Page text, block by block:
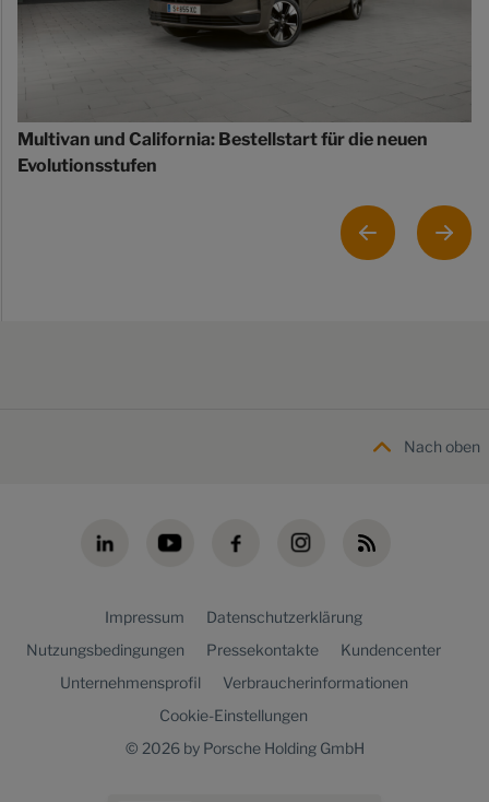
Multivan und California: Bestellstart für die neuen
Evolutionsstufen
Nach oben
Impressum
Datenschutzerklärung
Nutzungsbedingungen
Pressekontakte
Kundencenter
Unternehmensprofil
Verbraucherinformationen
Cookie-Einstellungen
© 2026 by Porsche Holding GmbH